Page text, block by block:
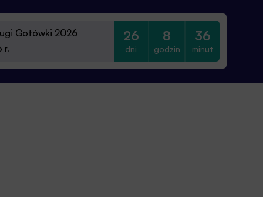
Gotówki 2026
r.
26
dni
8
godzin
36
minut